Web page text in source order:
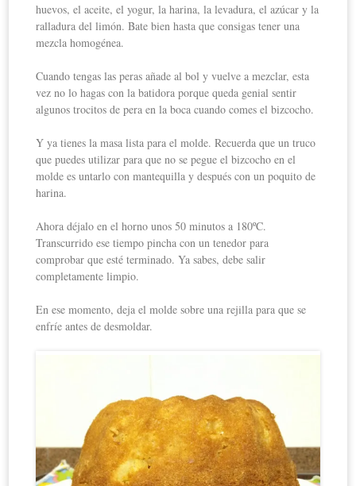
huevos, el aceite, el yogur, la harina, la levadura, el azúcar y la
ralladura del limón. Bate bien hasta que consigas tener una
mezcla homogénea.
Cuando tengas las peras añade al bol y vuelve a mezclar, esta
vez no lo hagas con la batidora porque queda genial sentir
algunos trocitos de pera en la boca cuando comes el bizcocho.
Y ya tienes la masa lista para el molde. Recuerda que un truco
que puedes utilizar para que no se pegue el bizcocho en el
molde es untarlo con mantequilla y después con un poquito de
harina.
Ahora déjalo en el horno unos 50 minutos a 180ºC.
Transcurrido ese tiempo pincha con un tenedor para
comprobar que esté terminado. Ya sabes, debe salir
completamente limpio.
En ese momento, deja el molde sobre una rejilla para que se
enfríe antes de desmoldar.